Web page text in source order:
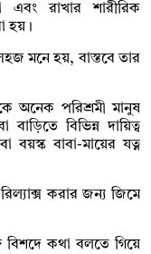
রাখার শারীরিক
হয়।
মনে হয়, বাস্তবে তার
অনেক পরিশ্রমী মানুষ
বিভিন্ন দায়িত্ব
বয়স্ক বাবা-মায়ের যত্ন
করার জন্য জিমে
বিশদে কথা বলতে গিয়ে